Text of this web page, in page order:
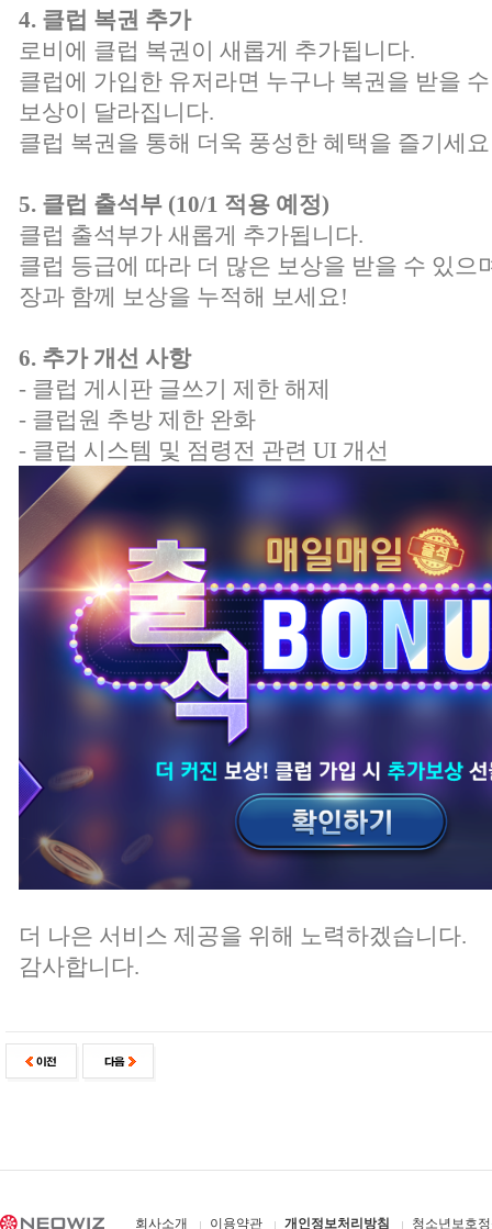
4. 클럽 복권 추가
로비에 클럽 복권이 새롭게 추가됩니다.
클럽에 가입한 유저라면 누구나 복권을 받을
보상이 달라집니다.
클럽 복권을 통해 더욱 풍성한 혜택을 즐기세
5. 클럽 출석부 (10/1 적용 예정)
클럽 출석부가 새롭게 추가됩니다.
클럽 등급에 따라 더 많은 보상을 받을 수 있으
장과 함께 보상을 누적해 보세요!
6. 추가 개선 사항
- 클럽 게시판 글쓰기 제한 해제
- 클럽원 추방 제한 완화
- 클럽 시스템 및 점령전 관련 UI 개선
더 나은 서비스 제공을 위해 노력하겠습니다.
감사합니다.
회사소개 이용약관 개인정보처리방침 청소년보호